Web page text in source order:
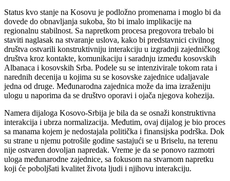
Status kvo stanje na Kosovu je podložno promenama i moglo bi da
dovede do obnavljanja sukoba, što bi imalo implikacije na
regionalnu stabilnost. Sa napretkom procesa pregovora trebalo bi
staviti naglasak na stvaranje uslova, kako bi predstavnici civilnog
društva ostvarili konstruktivniju interakciju u izgradnji zajedničkog
društva kroz kontakte, komunikaciju i saradnju između kosovskih
Albanaca i kosovskih Srba. Podele su se intenzivirale tokom rata i
narednih decenija u kojima su se kosovske zajednice udaljavale
jedna od druge. Međunarodna zajednica može da ima izraženiju
ulogu u naporima da se društvo oporavi i ojača njegova kohezija.
Namera dijaloga Kosovo-Srbija je bila da se osnaži konstruktivna
interakcija i ubrza normalizacija. Međutim, ovaj dijalog je bio proces
sa manama kojem je nedostajala politička i finansijska podrška. Dok
su strane u njemu potrošile godine sastajući se u Briselu, na terenu
nije ostvaren dovoljan napredak. Vreme je da se ponovo razmotri
uloga međunarodne zajednice, sa fokusom na stvarnom napretku
koji će poboljšati kvalitet života ljudi i njihovu interakciju.